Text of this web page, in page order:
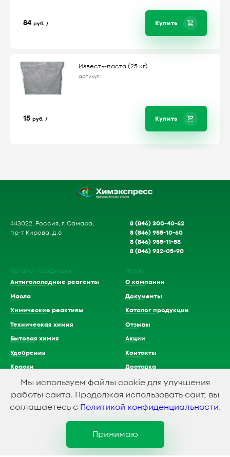
84 руб. / Купить
Известь-паста (25 кг)
артикул:
15 руб. / Купить
443022, Россия, г. Самара,
пр-т Кирова, д.6
8 (846) 300-40-62
8 (846) 955-10-60
8 (846) 955-11-58
8 (846) 932-05-90
Каталог продукции
Антигололедные реагенты
Масла
Химические реактивы
Техническая химия
Бытовая химия
Удобрения
Краски
Растворители
Кислоты
Меню
О компании
Документы
Каталог продукции
Отзывы
Акции
Контакты
Доставка
1994-2023 © ООО Химэкспресс
Мы используем файлы cookie для улучшения
работы сайта. Продолжая использовать сайт, вы
соглашаетесь с Политикой конфиденциальности.
Принимаю